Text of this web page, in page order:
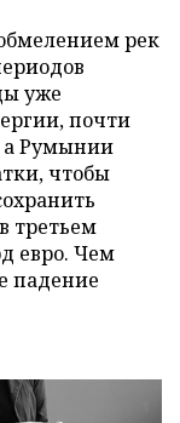
рек
уже
почти
а Румынии
чтобы
третьем
евро. Чем
падение